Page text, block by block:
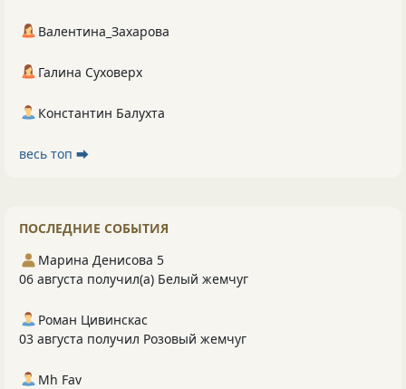
Валентина_Захарова
Галина Суховерх
Константин Балухта
весь топ ⮕
ПОСЛЕДНИЕ СОБЫТИЯ
Марина Денисова 5
06 августа получил(а) Белый жемчуг
Роман Цивинскас
03 августа получил Розовый жемчуг
Mh Fav